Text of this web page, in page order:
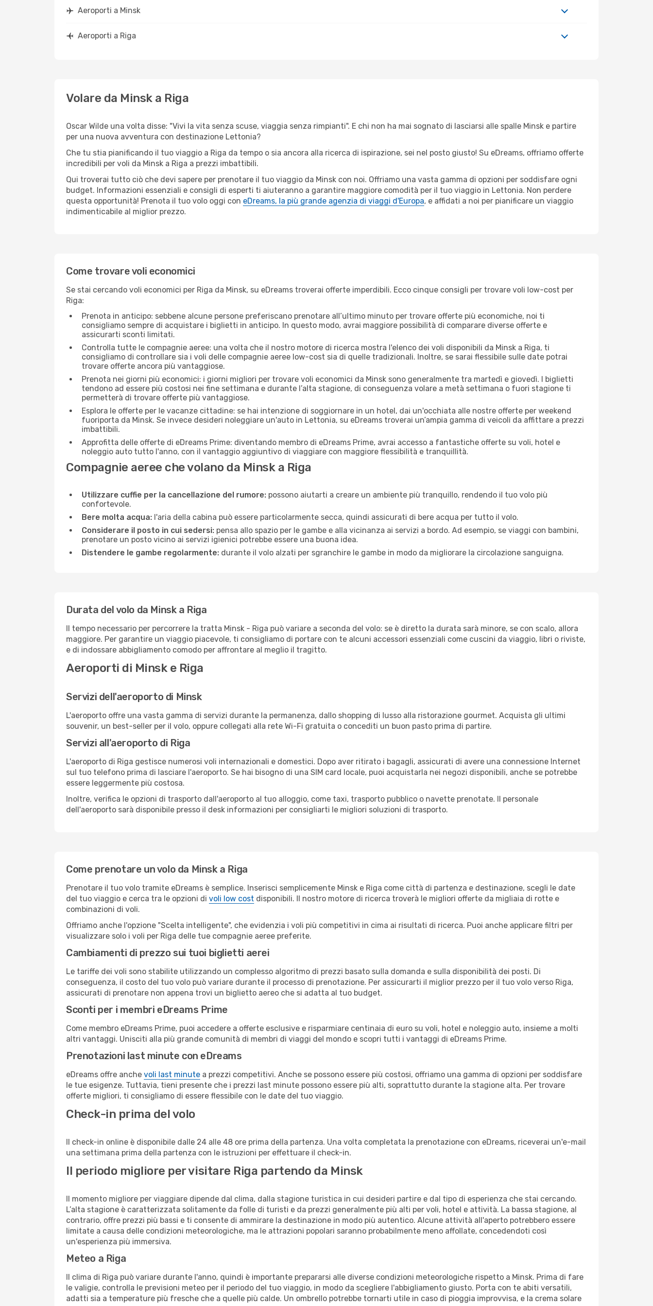
Aeroporti a Minsk
Aeroporti a Riga
Volare da Minsk a Riga
Oscar Wilde una volta disse: "Vivi la vita senza scuse, viaggia senza rimpianti". E chi non ha mai sognato di lasciarsi alle spalle Minsk e partire
per una nuova avventura con destinazione Lettonia?
Che tu stia pianificando il tuo viaggio a Riga da tempo o sia ancora alla ricerca di ispirazione, sei nel posto giusto! Su eDreams, offriamo offerte
incredibili per voli da Minsk a Riga a prezzi imbattibili.
Qui troverai tutto ciò che devi sapere per prenotare il tuo viaggio da Minsk con noi. Offriamo una vasta gamma di opzioni per soddisfare ogni
budget. Informazioni essenziali e consigli di esperti ti aiuteranno a garantire maggiore comodità per il tuo viaggio in Lettonia. Non perdere
questa opportunità! Prenota il tuo volo oggi con eDreams, la più grande agenzia di viaggi d'Europa, e affidati a noi per pianificare un viaggio
indimenticabile al miglior prezzo.
Come trovare voli economici
Se stai cercando voli economici per Riga da Minsk, su eDreams troverai offerte imperdibili. Ecco cinque consigli per trovare voli low-cost per
Riga:
Prenota in anticipo: sebbene alcune persone preferiscano prenotare all’ultimo minuto per trovare offerte più economiche, noi ti
consigliamo sempre di acquistare i biglietti in anticipo. In questo modo, avrai maggiore possibilità di comparare diverse offerte e
assicurarti sconti limitati.
Controlla tutte le compagnie aeree: una volta che il nostro motore di ricerca mostra l'elenco dei voli disponibili da Minsk a Riga, ti
consigliamo di controllare sia i voli delle compagnie aeree low-cost sia di quelle tradizionali. Inoltre, se sarai flessibile sulle date potrai
trovare offerte ancora più vantaggiose.
Prenota nei giorni più economici: i giorni migliori per trovare voli economici da Minsk sono generalmente tra martedì e giovedì. I biglietti
tendono ad essere più costosi nei fine settimana e durante l’alta stagione, di conseguenza volare a metà settimana o fuori stagione ti
permetterà di trovare offerte più vantaggiose.
Esplora le offerte per le vacanze cittadine: se hai intenzione di soggiornare in un hotel, dai un'occhiata alle nostre offerte per weekend
fuoriporta da Minsk. Se invece desideri noleggiare un'auto in Lettonia, su eDreams troverai un’ampia gamma di veicoli da affittare a prezzi
imbattibili.
Approfitta delle offerte di eDreams Prime: diventando membro di eDreams Prime, avrai accesso a fantastiche offerte su voli, hotel e
noleggio auto tutto l'anno, con il vantaggio aggiuntivo di viaggiare con maggiore flessibilità e tranquillità.
Compagnie aeree che volano da Minsk a Riga
Utilizzare cuffie per la cancellazione del rumore: possono aiutarti a creare un ambiente più tranquillo, rendendo il tuo volo più
confortevole.
Bere molta acqua: l'aria della cabina può essere particolarmente secca, quindi assicurati di bere acqua per tutto il volo.
Considerare il posto in cui sedersi: pensa allo spazio per le gambe e alla vicinanza ai servizi a bordo. Ad esempio, se viaggi con bambini,
prenotare un posto vicino ai servizi igienici potrebbe essere una buona idea.
Distendere le gambe regolarmente: durante il volo alzati per sgranchire le gambe in modo da migliorare la circolazione sanguigna.
Durata del volo da Minsk a Riga
Il tempo necessario per percorrere la tratta Minsk - Riga può variare a seconda del volo: se è diretto la durata sarà minore, se con scalo, allora
maggiore. Per garantire un viaggio piacevole, ti consigliamo di portare con te alcuni accessori essenziali come cuscini da viaggio, libri o riviste,
e di indossare abbigliamento comodo per affrontare al meglio il tragitto.
Aeroporti di Minsk e Riga
Servizi dell'aeroporto di Minsk
L'aeroporto offre una vasta gamma di servizi durante la permanenza, dallo shopping di lusso alla ristorazione gourmet. Acquista gli ultimi
souvenir, un best-seller per il volo, oppure collegati alla rete Wi-Fi gratuita o concediti un buon pasto prima di partire.
Servizi all'aeroporto di Riga
L'aeroporto di Riga gestisce numerosi voli internazionali e domestici. Dopo aver ritirato i bagagli, assicurati di avere una connessione Internet
sul tuo telefono prima di lasciare l'aeroporto. Se hai bisogno di una SIM card locale, puoi acquistarla nei negozi disponibili, anche se potrebbe
essere leggermente più costosa.
Inoltre, verifica le opzioni di trasporto dall'aeroporto al tuo alloggio, come taxi, trasporto pubblico o navette prenotate. Il personale
dell'aeroporto sarà disponibile presso il desk informazioni per consigliarti le migliori soluzioni di trasporto.
Come prenotare un volo da Minsk a Riga
Prenotare il tuo volo tramite eDreams è semplice. Inserisci semplicemente Minsk e Riga come città di partenza e destinazione, scegli le date
del tuo viaggio e cerca tra le opzioni di voli low cost disponibili. Il nostro motore di ricerca troverà le migliori offerte da migliaia di rotte e
combinazioni di voli.
Offriamo anche l'opzione "Scelta intelligente", che evidenzia i voli più competitivi in cima ai risultati di ricerca. Puoi anche applicare filtri per
visualizzare solo i voli per Riga delle tue compagnie aeree preferite.
Cambiamenti di prezzo sui tuoi biglietti aerei
Le tariffe dei voli sono stabilite utilizzando un complesso algoritmo di prezzi basato sulla domanda e sulla disponibilità dei posti. Di
conseguenza, il costo del tuo volo può variare durante il processo di prenotazione. Per assicurarti il miglior prezzo per il tuo volo verso Riga,
assicurati di prenotare non appena trovi un biglietto aereo che si adatta al tuo budget.
Sconti per i membri eDreams Prime
Come membro eDreams Prime, puoi accedere a offerte esclusive e risparmiare centinaia di euro su voli, hotel e noleggio auto, insieme a molti
altri vantaggi. Unisciti alla più grande comunità di membri di viaggi del mondo e scopri tutti i vantaggi di eDreams Prime.
Prenotazioni last minute con eDreams
eDreams offre anche voli last minute a prezzi competitivi. Anche se possono essere più costosi, offriamo una gamma di opzioni per soddisfare
le tue esigenze. Tuttavia, tieni presente che i prezzi last minute possono essere più alti, soprattutto durante la stagione alta. Per trovare
offerte migliori, ti consigliamo di essere flessibile con le date del tuo viaggio.
Check-in prima del volo
Il check-in online è disponibile dalle 24 alle 48 ore prima della partenza. Una volta completata la prenotazione con eDreams, riceverai un'e-mail
una settimana prima della partenza con le istruzioni per effettuare il check-in.
Il periodo migliore per visitare Riga partendo da Minsk
Il momento migliore per viaggiare dipende dal clima, dalla stagione turistica in cui desideri partire e dal tipo di esperienza che stai cercando.
L’alta stagione è caratterizzata solitamente da folle di turisti e da prezzi generalmente più alti per voli, hotel e attività. La bassa stagione, al
contrario, offre prezzi più bassi e ti consente di ammirare la destinazione in modo più autentico. Alcune attività all'aperto potrebbero essere
limitate a causa delle condizioni meteorologiche, ma le attrazioni popolari saranno probabilmente meno affollate, concedendoti così
un'esperienza più immersiva.
Meteo a Riga
Il clima di Riga può variare durante l'anno, quindi è importante prepararsi alle diverse condizioni meteorologiche rispetto a Minsk. Prima di fare
le valigie, controlla le previsioni meteo per il periodo del tuo viaggio, in modo da scegliere l'abbigliamento giusto. Porta con te abiti versatili,
adatti sia a temperature più fresche che a quelle più calde. Un ombrello potrebbe tornarti utile in caso di pioggia improvvisa, e la crema solare